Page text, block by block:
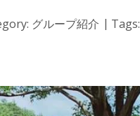
グループ紹介 Tags: